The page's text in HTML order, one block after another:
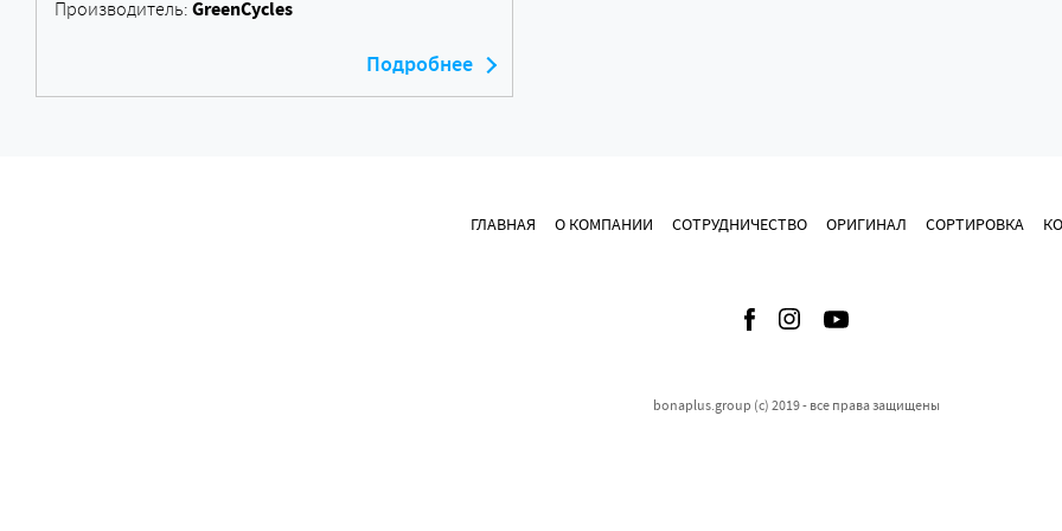
Производитель: GreenCycles
Подробнее
ГЛАВНАЯ О КОМПАНИИ СОТРУДНИЧЕСТВО ОРИГИНАЛ СОРТИРОВКА
bonaplus.group (c) 2019 - все права защищены